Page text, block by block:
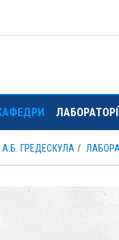
А.Б. ГРЕДЕСКУЛА